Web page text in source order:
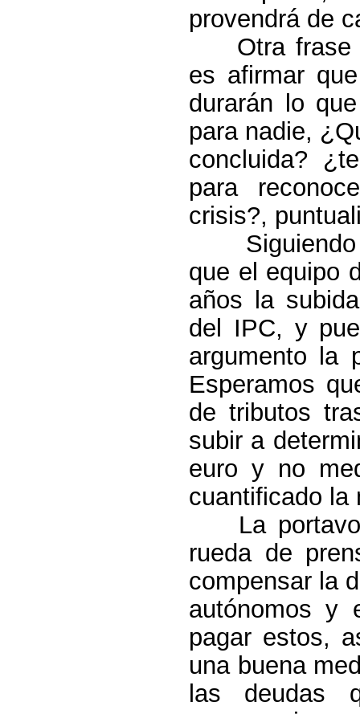
provendrá de
Otra frase
es afirmar
durarán lo
para nadie,
concluida?
para
crisis?,
que el equipo
años la
del IPC, y
argumento la
Esperamos
de tributos
subir a
euro y no
cuantificado la
La
rueda de
compensar la
autónomos y
pagar estos,
una buena
las deudas